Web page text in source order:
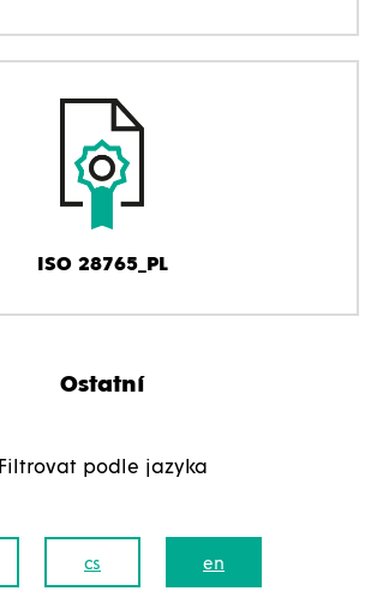
ISO 28765_PL
Ostatní
Filtrovat podle jazyka
cs en